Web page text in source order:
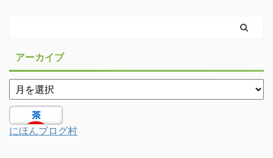
アーカイブ
にほんブログ村